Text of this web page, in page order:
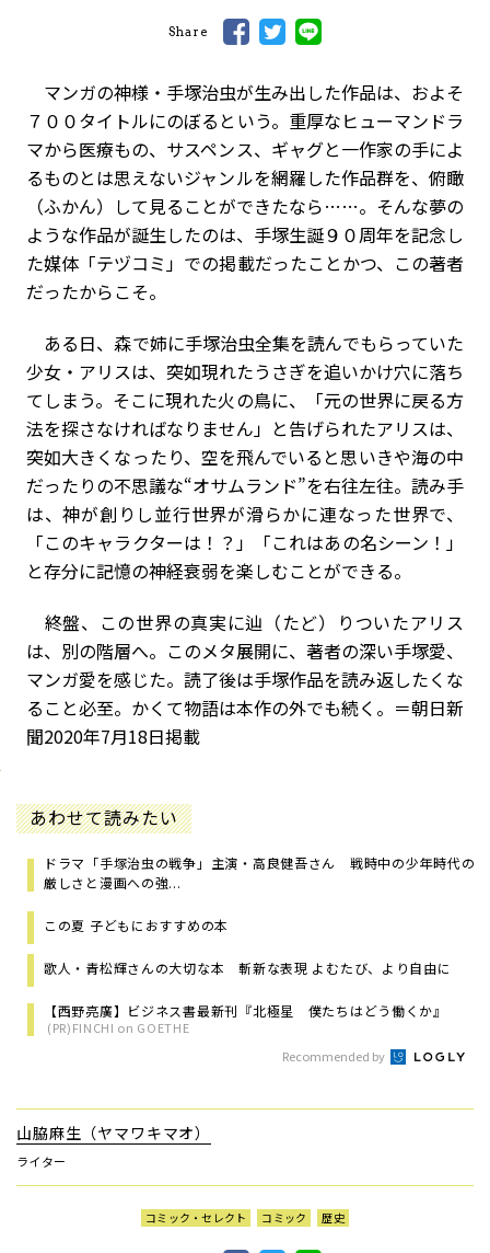
Share
マンガの神様・手塚治虫が生み出した作品は、およそ
７００タイトルにのぼるという。重厚なヒューマンドラ
マから医療もの、サスペンス、ギャグと一作家の手によ
るものとは思えないジャンルを網羅した作品群を、俯瞰
（ふかん）して見ることができたなら……。そんな夢の
ような作品が誕生したのは、手塚生誕９０周年を記念し
た媒体「テヅコミ」での掲載だったことかつ、この著者
だったからこそ。
ある日、森で姉に手塚治虫全集を読んでもらっていた
少女・アリスは、突如現れたうさぎを追いかけ穴に落ち
てしまう。そこに現れた火の鳥に、「元の世界に戻る方
法を探さなければなりません」と告げられたアリスは、
突如大きくなったり、空を飛んでいると思いきや海の中
だったりの不思議な“オサムランド”を右往左往。読み手
は、神が創りし並行世界が滑らかに連なった世界で、
「このキャラクターは！？」「これはあの名シーン！」
と存分に記憶の神経衰弱を楽しむことができる。
終盤、この世界の真実に辿（たど）りついたアリス
は、別の階層へ。このメタ展開に、著者の深い手塚愛、
マンガ愛を感じた。読了後は手塚作品を読み返したくな
ること必至。かくて物語は本作の外でも続く。＝朝日新
聞2020年7月18日掲載
あわせて読みたい
ドラマ「手塚治虫の戦争」主演・高良健吾さん 戦時中の少年時代の
厳しさと漫画への強...
この夏 子どもにおすすめの本
歌人・青松輝さんの大切な本 斬新な表現 よむたび、より自由に
【西野亮廣】ビジネス書最新刊『北極星 僕たちはどう働くか』
(PR)FINCHI on GOETHE
Recommended by
山脇麻生（ヤマワキマオ）
ライター
コミック・セレクト コミック 歴史